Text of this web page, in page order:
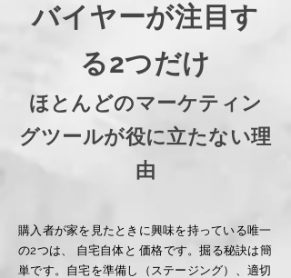
バイヤーが注目す
る2つだけ
ほとんどのマーケティン
グツールが役に立たない理
由
購入者が家を見たときに興味を持っている唯一
の2つは、 自宅自体と 価格です。掘る秘訣は簡
単です。自宅を準備し（ステージング）、適切